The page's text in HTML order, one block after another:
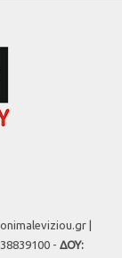
|
- ΔΟΥ: